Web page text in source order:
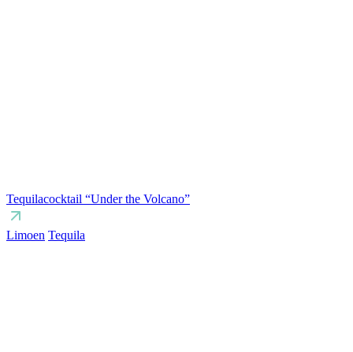
Tequilacocktail “Under the Volcano”
Limoen Tequila